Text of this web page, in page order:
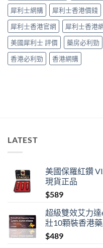
九
成
「冇
效」
投
訴，
其
實
掂〉
犀利士網購
犀利士香港價錢
犀利士香港官網
犀利士香港
美國犀利士 評價
藥房必利勁
香港必利勁
香港網購
LATEST
美國保羅紅鑽
現貨正品
$589
超級雙效艾力
壯10顆裝香港
$489